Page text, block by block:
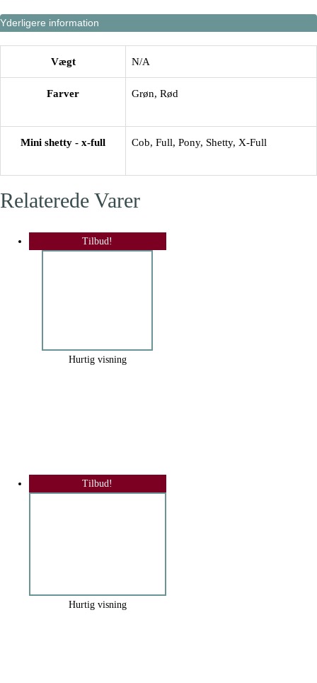
50
(
grøn
Yderligere information
Vægt N/A
Farver Grøn, Rød
Mini shetty - x-full Cob, Full, Pony, Shetty, X-Full
Relaterede Varer
Tilbud!
Hurtig visning
Tilbud!
Hurtig visning